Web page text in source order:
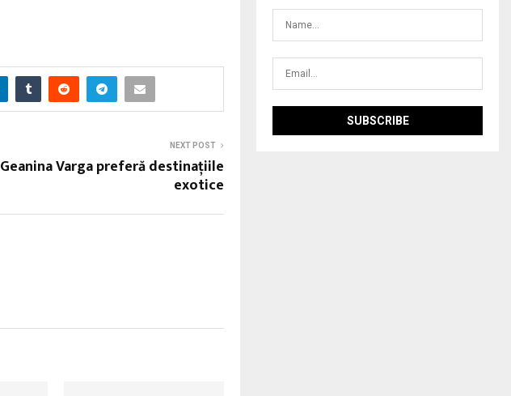
NEXT POST
Geanina Varga preferă destinaţiile
exotice